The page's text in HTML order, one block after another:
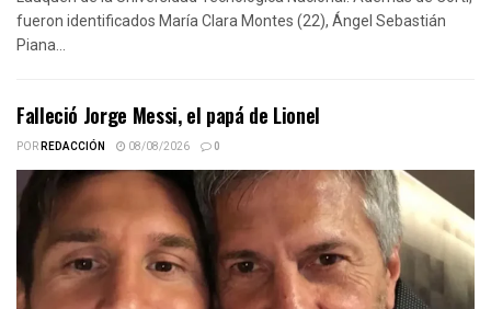
fueron identificados María Clara Montes (22), Ángel Sebastián
Piana...
Falleció Jorge Messi, el papá de Lionel
PORREDACCIÓN 08/08/2026 0